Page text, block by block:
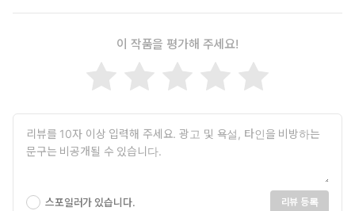
이 작품을 평가해 주세요!
스포일러가 있습니다. 리뷰 등록